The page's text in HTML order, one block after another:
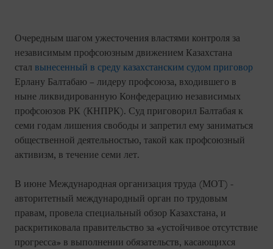
Очередным шагом ужесточения властями контроля за
независимым профсоюзным движением Казахстана
стал вынесенный в среду казахстанским судом приговор
Ерлану Балтабаю – лидеру профсоюза, входившего в
ныне ликвидированную Конфедерацию независимых
профсоюзов РК (КНПРК). Суд приговорил Балтабая к
семи годам лишения свободы и запретил ему заниматься
общественной деятельностью, такой как профсоюзный
активизм, в течение семи лет.
В июне Международная организация труда (МОТ) -
авторитетный международный орган по трудовым
правам, провела специальный обзор Казахстана, и
раскритиковала правительство за «устойчивое отсутствие
прогресса» в выполнении обязательств, касающихся